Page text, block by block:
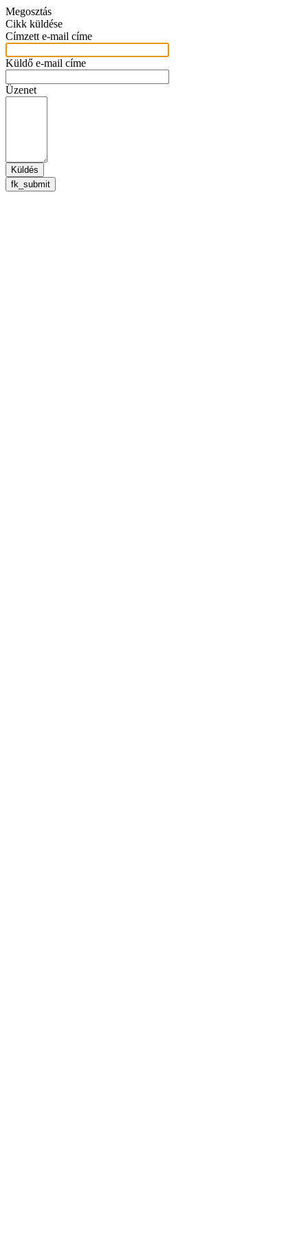
Megosztás
Cikk küldése
Címzett e-mail címe
Küldő e-mail címe
Üzenet